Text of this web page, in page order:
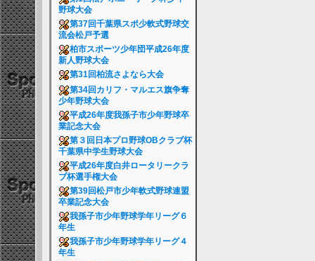
野球大会
第37回千葉県スポ少軟式野球交
流会松戸予選
柏市スポーツ少年団平成26年度
新人野球大会
第31回柏流さよなら大会
第34回カリフ・マルエス旗争奪
少年野球大会
平成26年度我孫子市少年野球卒
業記念大会
第３回日本プロ野球OBクラブ杯
千葉県中学生野球大会
平成26年度白井ロータリークラ
ブ杯選手権大会
第39回松戸市少年軟式野球連盟
卒業記念大会
我孫子市少年野球学年リーグ６
年生
我孫子市少年野球学年リーグ４
年生